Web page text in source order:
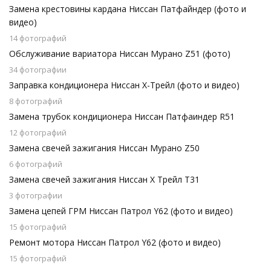
Замена крестовины кардана Ниссан Патфайндер (фото и
видео)
14 фотографий
Обслуживание вариатора Ниссан Мурано Z51 (фото)
34 фотографии
Заправка кондиционера Ниссан Х-Трейл (фото и видео)
8 фотографий
Замена трубок кондиционера Ниссан Патфаиндер R51
12 фотографий
Замена свечей зажигания Ниссан Мурано Z50
6 фотографий
Замена свечей зажигания Ниссан Х Трейл Т31
3 фотографии
Замена цепей ГРМ Ниссан Патрол Y62 (фото и видео)
15 фотографий
Ремонт мотора Ниссан Патрол Y62 (фото и видео)
15 фотографий